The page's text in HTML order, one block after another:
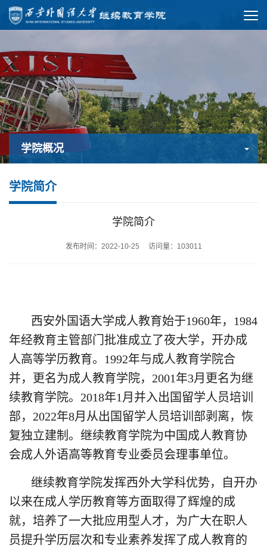
学院概况
学院简介
学院简介
发布时间：2022-10-25 访问量： 103011
西安外国语大学成人教育始于1960年，1984
年经教育主管部门批准成立了夜大学，开办成
人高等学历教育。1992年与成人教育学院合
并，更名为成人教育学院，2001年3月更名为继
续教育学院。2018年1月并入出国留学人员培训
部，2022年8月从出国留学人员培训部剥离，恢
复独立建制。继续教育学院为中国成人教育协
会成人外语高等教育专业委员会理事单位。
继续教育学院发挥西外大学科优势，自开办
以来在成人学历教育等方面取得了辉煌的成
就，培养了一大批应用型人才，为广大在职人
员提升学历层次和专业素养发挥了成人教育的